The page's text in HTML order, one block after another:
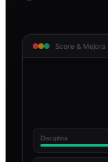
Score & Mejora
Disciplina